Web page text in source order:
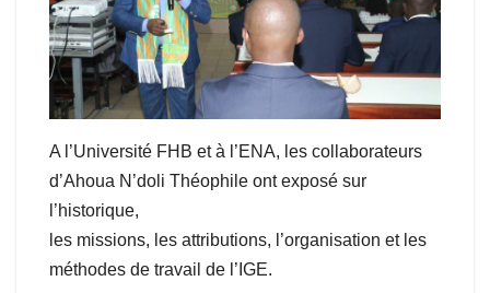
A l’Université FHB et à l’ENA, les collaborateurs
d’Ahoua N’doli Théophile ont exposé sur
l’historique,
les missions, les attributions, l’organisation et les
méthodes de travail de l’IGE.